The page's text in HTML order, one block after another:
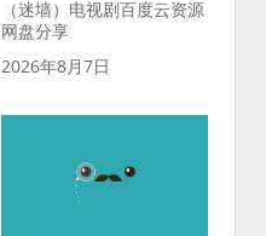
（迷墙）电视剧百度云资源
网盘分享
2026年8月7日